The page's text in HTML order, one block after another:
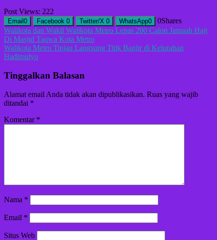
Post Views: 222
Email 0 Facebook 0 Twitter/X 0 WhatsApp0 0Shares
Navigasi
pos
Walikota dan Wakil Walikota Metro Lepas 200 Calon Jamaah Haji
Di Masjid Taqwa Kota Metro
Walikota Metro Tinjau Langsung Titik Banjir di Kelurahan
Hadimulyo
Tinggalkan Balasan
Alamat email Anda tidak akan dipublikasikan. Ruas yang wajib
ditandai *
Komentar *
Nama *
Email *
Situs Web